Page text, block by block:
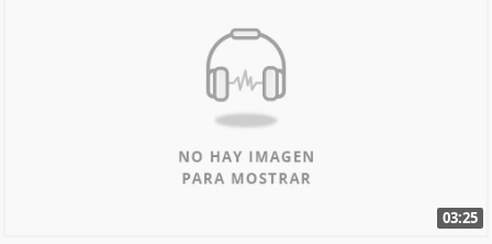
03:25